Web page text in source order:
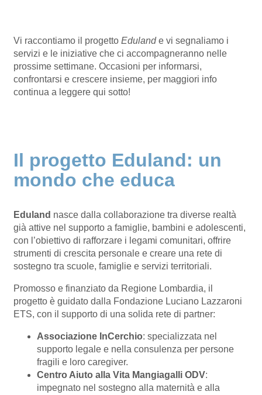
Vi raccontiamo il progetto Eduland e vi segnaliamo i
servizi e le iniziative che ci accompagneranno nelle
prossime settimane. Occasioni per informarsi,
confrontarsi e crescere insieme, per maggiori info
continua a leggere qui sotto!
Il progetto Eduland: un
mondo che educa
Eduland nasce dalla collaborazione tra diverse realtà
già attive nel supporto a famiglie, bambini e adolescenti,
con l’obiettivo di rafforzare i legami comunitari, offrire
strumenti di crescita personale e creare una rete di
sostegno tra scuole, famiglie e servizi territoriali.
Promosso e finanziato da Regione Lombardia, il
progetto è guidato dalla Fondazione Luciano Lazzaroni
ETS, con il supporto di una solida rete di partner:
Associazione InCerchio: specializzata nel
supporto legale e nella consulenza per persone
fragili e loro caregiver.
Centro Aiuto alla Vita Mangiagalli ODV:
impegnato nel sostegno alla maternità e alla